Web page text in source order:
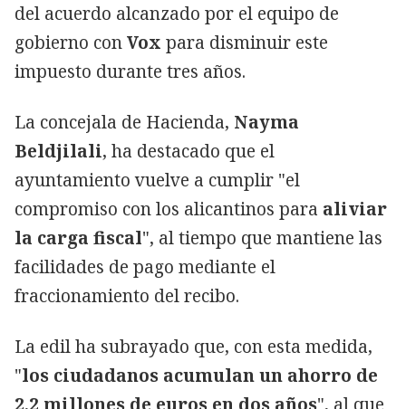
del acuerdo alcanzado por el equipo de
gobierno conVox para disminuir este
impuesto durante tres años.
La concejala de Hacienda, Nayma
Beldjilali, ha destacado que el
ayuntamiento vuelve a cumplir "el
compromiso con los alicantinos para aliviar
la carga fiscal", al tiempo que mantiene las
facilidades de pago mediante el
fraccionamiento del recibo.
La edil ha subrayado que, con esta medida,
"los ciudadanos acumulan un ahorro de
2,2 millones de euros en dos años", al que